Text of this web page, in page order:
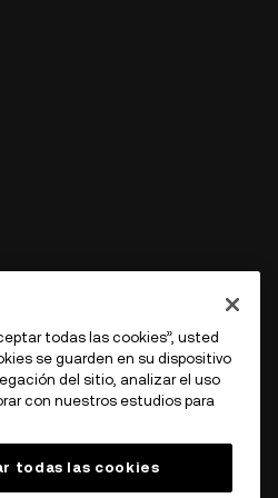
todas las cookies”, usted
se guarden en su dispositivo
del sitio, analizar el uso
con nuestros estudios para
todas las cookies